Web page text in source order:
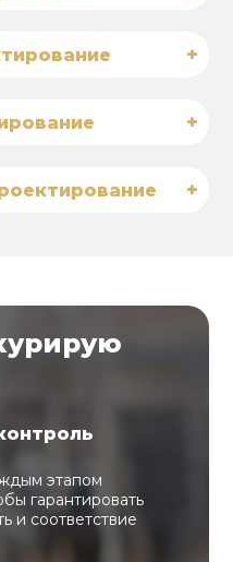
+
+
+
этапом
гарантировать
и соответствие